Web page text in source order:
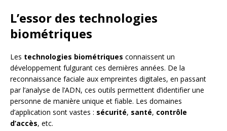
L’essor des technologies
biométriques
Les technologies biométriques connaissent un
développement fulgurant ces dernières années. De la
reconnaissance faciale aux empreintes digitales, en passant
par l’analyse de l’ADN, ces outils permettent d’identifier une
personne de manière unique et fiable. Les domaines
d’application sont vastes : sécurité, santé, contrôle
d’accès, etc.